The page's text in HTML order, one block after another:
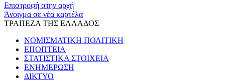
Επιστροφή στην αρχή
Άνοιγμα σε νέα καρτέλα
ΤΡΑΠΕΖΑ ΤΗΣ ΕΛΛΑΔΟΣ
ΝΟΜΙΣΜΑΤΙΚΗ ΠΟΛΙΤΙΚΗ
ΕΠΟΠΤΕΙΑ
ΣΤΑΤΙΣΤΙΚΑ ΣΤΟΙΧΕΙΑ
ΕΝΗΜΕΡΩΣΗ
ΔΙΚΤΥΟ